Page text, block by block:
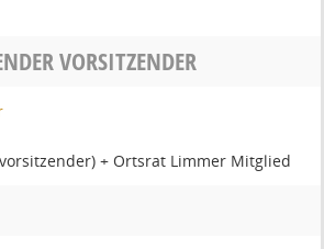
VORSITZENDER
+ Ortsrat Limmer Mitglied